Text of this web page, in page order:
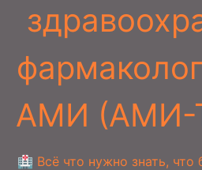
АМИ (АМИ-
🏥 Всё что нужно знать, что